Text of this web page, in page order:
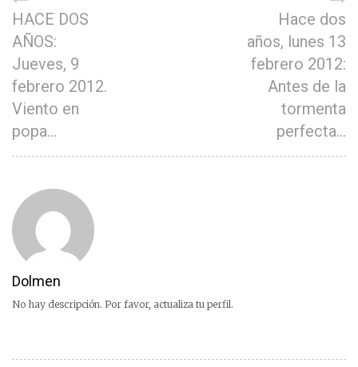
HACE DOS
AÑOS:
Jueves, 9
febrero 2012.
Viento en
popa…
Hace dos
años, lunes 13
febrero 2012:
Antes de la
tormenta
perfecta…
Dolmen
No hay descripción. Por favor, actualiza tu perfil.